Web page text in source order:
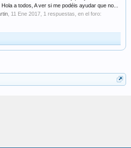
a todos, A ver si me podéis ayudar que no...
11 Ene 2017 , 1 respuestas, en el foro: